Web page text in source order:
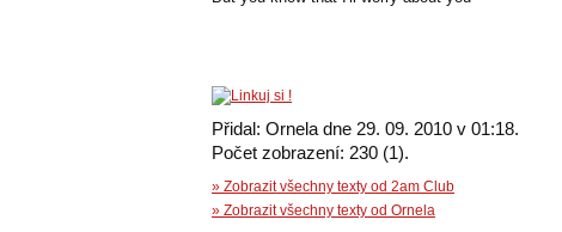
Přidal: Ornela dne 29. 09. 2010 v 01:18.
Počet zobrazení: 230 (1).
» Zobrazit všechny texty od 2am Club
» Zobrazit všechny texty od Ornela